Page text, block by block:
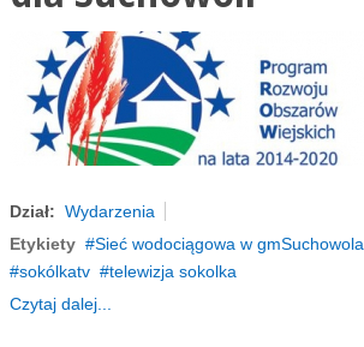
Dział: Wydarzenia
Etykiety
Sieć wodociągowa w gmSuchowola
sokólkatv
telewizja sokolka
Czytaj dalej...